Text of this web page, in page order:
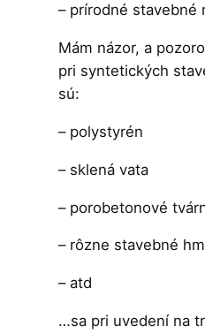
– prírodné stavebné
Mám názor, a
pri syntetických
sú:
– polystyrén
– sklená vata
– porobetonové
– rôzne stavebné
– atd
…sa pri uvedení na